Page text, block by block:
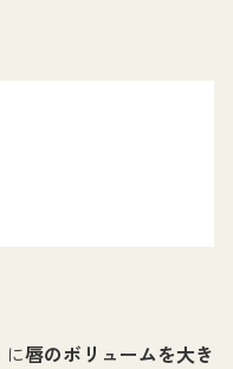
唇のボリュームを大き